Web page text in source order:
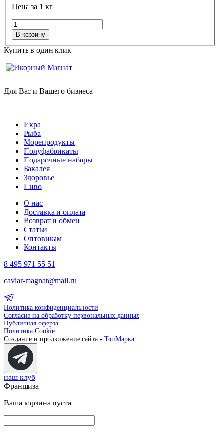
Цена за 1 кг
В корзину
Купить в один клик
Для Вас и Вашего бизнеса
Икра
Рыба
Морепродукты
Полуфабрикаты
Подарочные наборы
Бакалея
Здоровье
Пиво
О нас
Доставка и оплата
Возврат и обмен
Статьи
Оптовикам
Контакты
8 495 971 55 51
caviar-magnat@mail.ru
Политика конфиденциальности
Согласие на обработку первональных данных
Публичная оферта
Политика Cookie
Создание и продвижение сайта - ТопМарка
наш клуб
Франшиза
Ваша корзина пуста.